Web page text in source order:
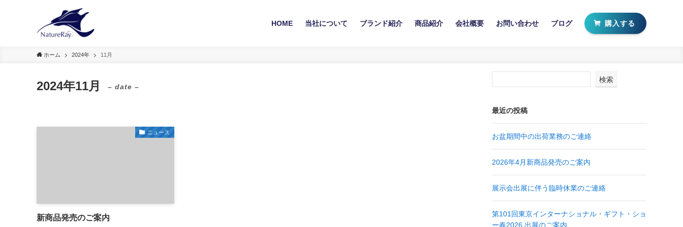
HOME 当社について ブランド紹介 商品紹介 会社概要 お問い合わせ ブログ 購入する
ホーム 2024年 11月
2024年11月 – date –
ニュース
新商品発売のご案内
検索
最近の投稿
お盆期間中の出荷業務のご連絡
2026年4月新商品発売のご案内
展示会出展に伴う臨時休業のご連絡
第101回東京インターナショナル・ギフト・ショ
ー春2026 出展のご案内